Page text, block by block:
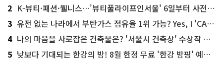
2 K-뷰티·패션·웰니스…'뷰티풀라이프인서울' 6일부터 사전 예약
3 유전 없는 나라에서 부탄가스 점유율 1위 가능? Yes, I 'CAN'
4 나의 마음을 사로잡은 건축물은? '서울시 건축상' 수상작 공개!
5 낮보다 기대되는 한강의 밤! 8월 한정 무료 '한강 밤핑' 예약은?